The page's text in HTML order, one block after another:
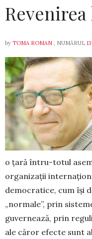
by TOMA ROMAN , NUMĂRUL
o țară în­tru-totul
or­ga­nizații
de­mocratice, cum își
„nor­male”, prin
guver­nea­ză, prin
ale căror efecte sunt